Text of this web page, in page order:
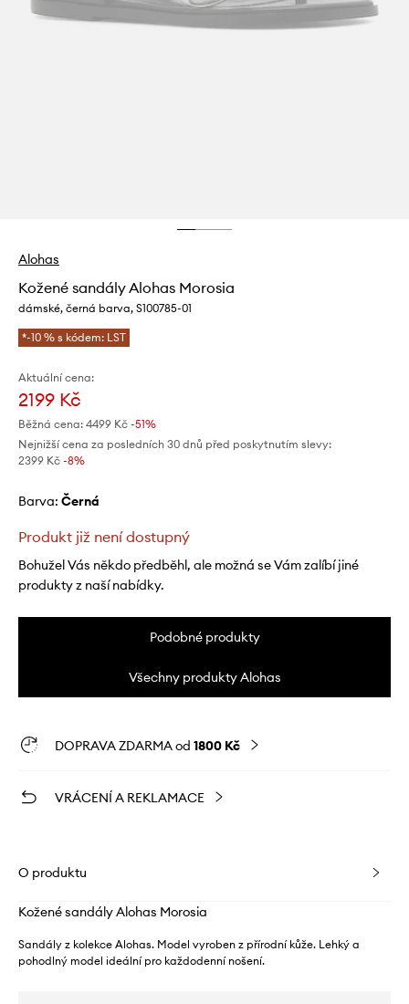
Alohas
Kožené sandály Alohas Morosia
dámské, černá barva, S100785-01
*-10 % s kódem: LST
Aktuální cena:
2199 Kč
Běžná cena: 4499 Kč -51%
Nejnižší cena za posledních 30 dnů před poskytnutím slevy:
2399 Kč -8%
Barva: černá
Produkt již není dostupný
Bohužel Vás někdo předběhl, ale možná se Vám zalíbí jiné
produkty z naší nabídky.
Podobné produkty
Všechny produkty Alohas
DOPRAVA ZDARMA od 1800 Kč
VRÁCENÍ A REKLAMACE
O produktu
Kožené sandály Alohas Morosia
Sandály z kolekce Alohas. Model vyroben z přírodní kůže. Lehký a
pohodlný model ideální pro každodenní nošení.